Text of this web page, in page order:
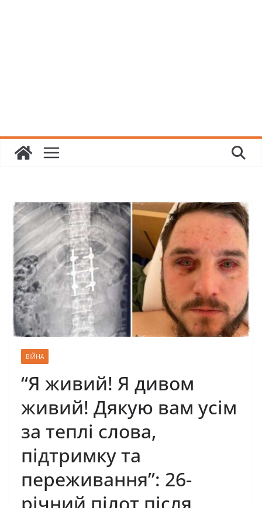
ВІЙНА
“Я живий! Я дивом
живий! Дякую вам усім
за теплі слова,
підтримку та
переживання”: 26-